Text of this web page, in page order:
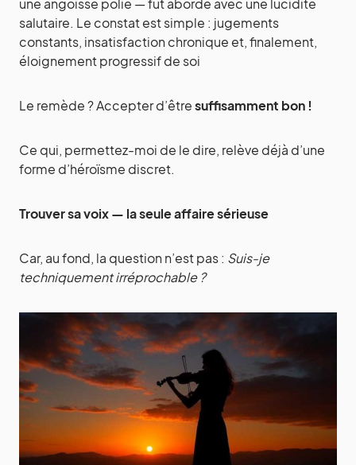
une angoisse polie — fut abordé avec une lucidité
salutaire. Le constat est simple : jugements
constants, insatisfaction chronique et, finalement,
éloignement progressif de soi
Le remède ? Accepter d’êtresuffisamment bon !
Ce qui, permettez-moi de le dire, relève déjà d’une
forme d’héroïsme discret.
Trouver sa voix — la seule affaire sérieuse
Car, au fond, la question n’est pas : Suis-je
techniquement irréprochable ?